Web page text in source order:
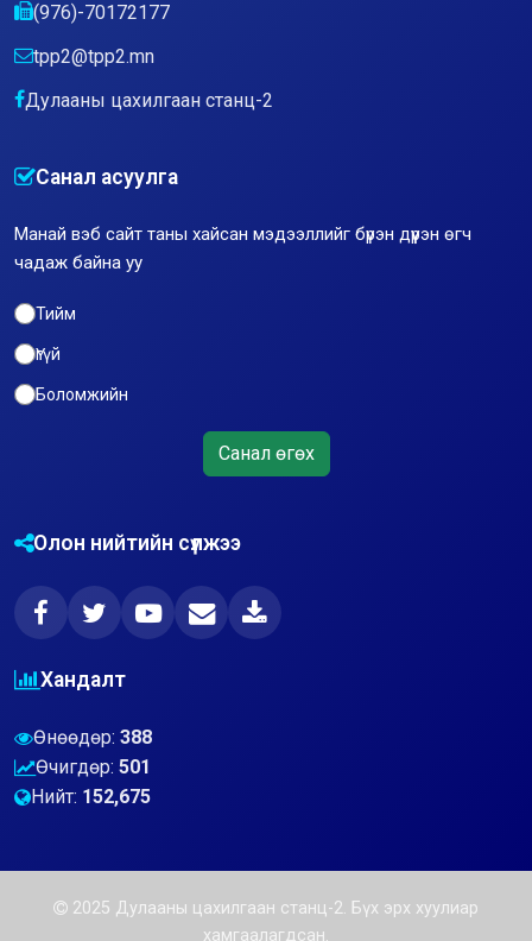
(976)-70172177
tpp2@tpp2.mn
Дулааны цахилгаан станц-2
Санал асуулга
Манай вэб сайт таны хайсан мэдээллийг бүрэн дүүрэн өгч
чадаж байна уу
Тийм
Үгүй
Боломжийн
Санал өгөх
Олон нийтийн сүлжээ
Хандалт
Өнөөдөр: 388
Өчигдөр: 501
Нийт: 152,675
2025 Дулааны цахилгаан станц-2. Бүх эрх хуулиар
хамгаалагдсан.